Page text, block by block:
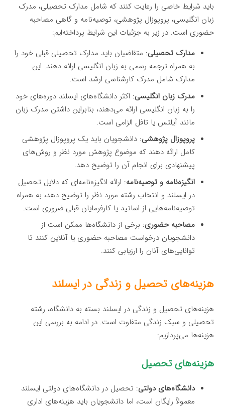
باید شرایط خاصی را رعایت کنند که شامل مدارک تحصیلی، مدرک
زبان انگلیسی، پروپوزال پژوهشی، توصیه‌نامه و گاهی مصاحبه
حضوری است. در زیر به جزئیات این شرایط پرداخته‌ایم:
مدارک تحصیلی: متقاضیان باید مدارک تحصیلی قبلی خود را
به همراه ترجمه رسمی به زبان انگلیسی ارائه دهند. این
مدارک شامل مدرک کارشناسی ارشد است.
مدرک زبان انگلیسی: اکثر دانشگاه‌های ایسلند دوره‌های خود
را به زبان انگلیسی ارائه می‌دهند، بنابراین داشتن مدرک زبان
مانند آیلتس یا تافل الزامی است.
پروپوزال پژوهشی: دانشجویان باید یک پروپوزال پژوهشی
کامل ارائه دهند که موضوع پژوهش مورد نظر و روش‌های
پیشنهادی برای انجام آن را توضیح دهد.
انگیزه‌نامه و توصیه‌نامه: ارائه انگیزه‌نامه‌ای که دلایل تحصیل
در ایسلند و انتخاب رشته مورد نظر را توضیح دهد، به همراه
توصیه‌نامه‌هایی از اساتید یا کارفرمایان قبلی ضروری است.
مصاحبه حضوری: برخی از دانشگاه‌ها ممکن است از
دانشجویان درخواست مصاحبه حضوری یا آنلاین کنند تا
توانایی‌های آنان را ارزیابی کنند.
هزینه‌های تحصیل و زندگی در ایسلند
هزینه‌های تحصیل و زندگی در ایسلند بسته به دانشگاه، رشته
تحصیلی و سبک زندگی متفاوت است. در ادامه به بررسی این
هزینه‌ها می‌پردازیم:
هزینه‌های تحصیل
دانشگاه‌های دولتی: تحصیل در دانشگاه‌های دولتی ایسلند
معمولاً رایگان است، اما دانشجویان باید هزینه‌های اداری